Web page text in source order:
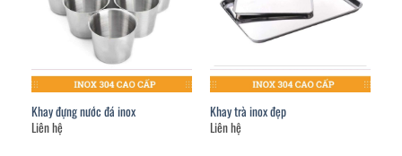
Khay đựng nước đá inox
Liên hệ
Khay trà inox đẹp
Liên hệ